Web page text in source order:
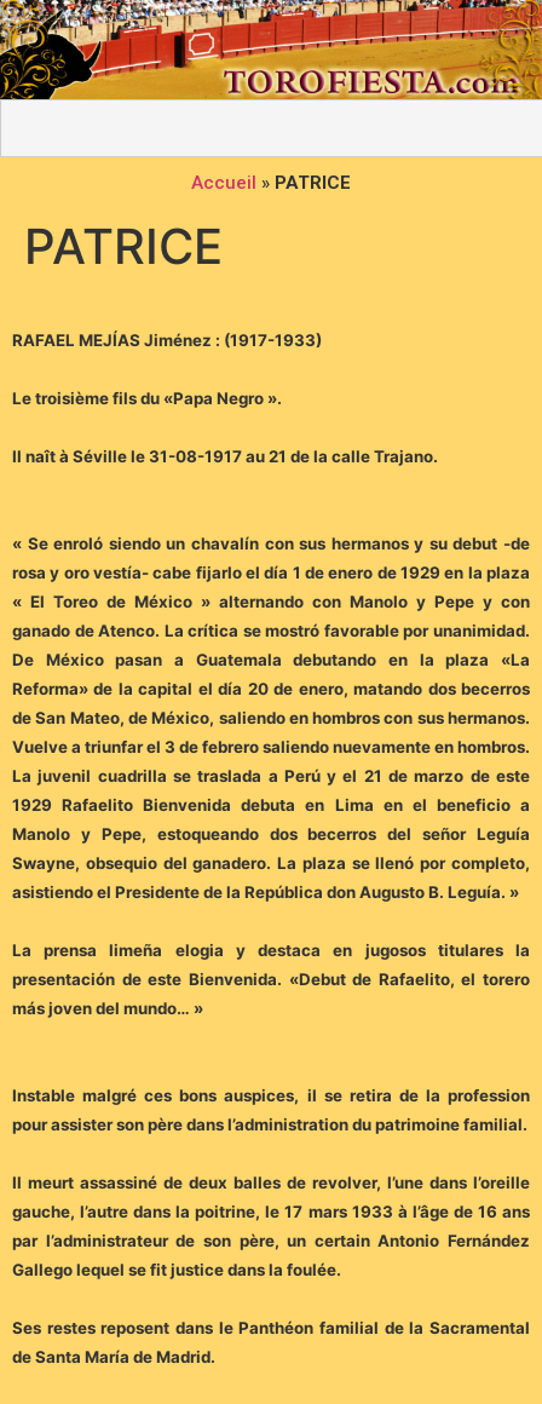
Accueil » PATRICE
PATRICE
RAFAEL MEJÍAS Jiménez : (1917-1933)
Le troisième fils du «Papa Negro ».
Il naît à Séville le 31-08-1917 au 21 de la calle Trajano.
« Se enroló siendo un chavalín con sus hermanos y su debut -de
rosa y oro vestía- cabe fijarlo el día 1 de enero de 1929 en la plaza
« El Toreo de México » alternando con Manolo y Pepe y con
ganado de Atenco. La crítica se mostró favorable por unanimidad.
De México pasan a Guatemala debutando en la plaza «La
Reforma» de la capital el día 20 de enero, matando dos becerros
de San Mateo, de México, saliendo en hombros con sus hermanos.
Vuelve a triunfar el 3 de febrero saliendo nuevamente en hombros.
La juvenil cuadrilla se traslada a Perú y el 21 de marzo de este
1929 Rafaelito Bienvenida debuta en Lima en el beneficio a
Manolo y Pepe, estoqueando dos becerros del señor Leguía
Swayne, obsequio del ganadero. La plaza se llenó por completo,
asistiendo el Presidente de la República don Augusto B. Leguía. »
La prensa limeña elogia y destaca en jugosos titulares la
presentación de este Bienvenida. «Debut de Rafaelito, el torero
más joven del mundo… »
Instable malgré ces bons auspices, il se retira de la profession
pour assister son père dans l’administration du patrimoine familial.
Il meurt assassiné de deux balles de revolver, l’une dans l’oreille
gauche, l’autre dans la poitrine, le 17 mars 1933 à l’âge de 16 ans
par l’administrateur de son père, un certain Antonio Fernández
Gallego lequel se fit justice dans la foulée.
Ses restes reposent dans le Panthéon familial de la Sacramental
de Santa María de Madrid.